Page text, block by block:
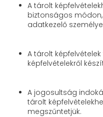
A tárolt
biztonságos
adatkezelő
A tárolt
képfelvételekről
A jogosultság
tárolt
megszűntetjük.